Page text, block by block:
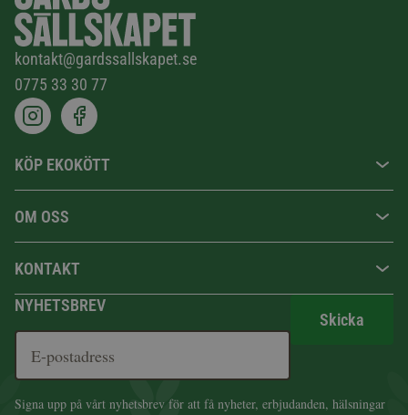
kontakt@gardssallskapet.se
0775 33 30 77
KÖP EKOKÖTT
OM OSS
KONTAKT
NYHETSBREV
Skicka
Signa upp på vårt nyhetsbrev för att få nyheter, erbjudanden, hälsningar